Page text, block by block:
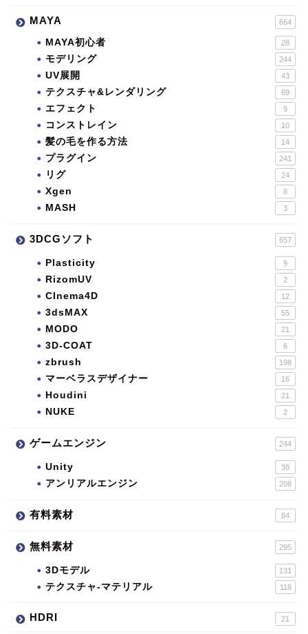
MAYA 664
MAYA初心者 28
モデリング 244
UV展開 43
テクスチャ&レンダリング 69
エフェクト 9
コンストレイン 10
髪の毛を作る方法 14
プラグイン 241
リグ 24
Xgen 8
MASH 3
3DCGソフト 657
Plasticity 9
RizomUV 2
CInema4D 12
3dsMAX 55
MODO 21
3D-COAT 6
zbrush 198
マーベラスデザイナー 16
Houdini 21
NUKE 2
ゲームエンジン 244
Unity 38
アンリアルエンジン 208
有料素材 84
無料素材 295
3Dモデル 131
テクスチャ-マテリアル 118
HDRI 21